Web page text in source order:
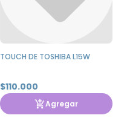
TOUCH DE TOSHIBA L15W
$110.000
Agregar